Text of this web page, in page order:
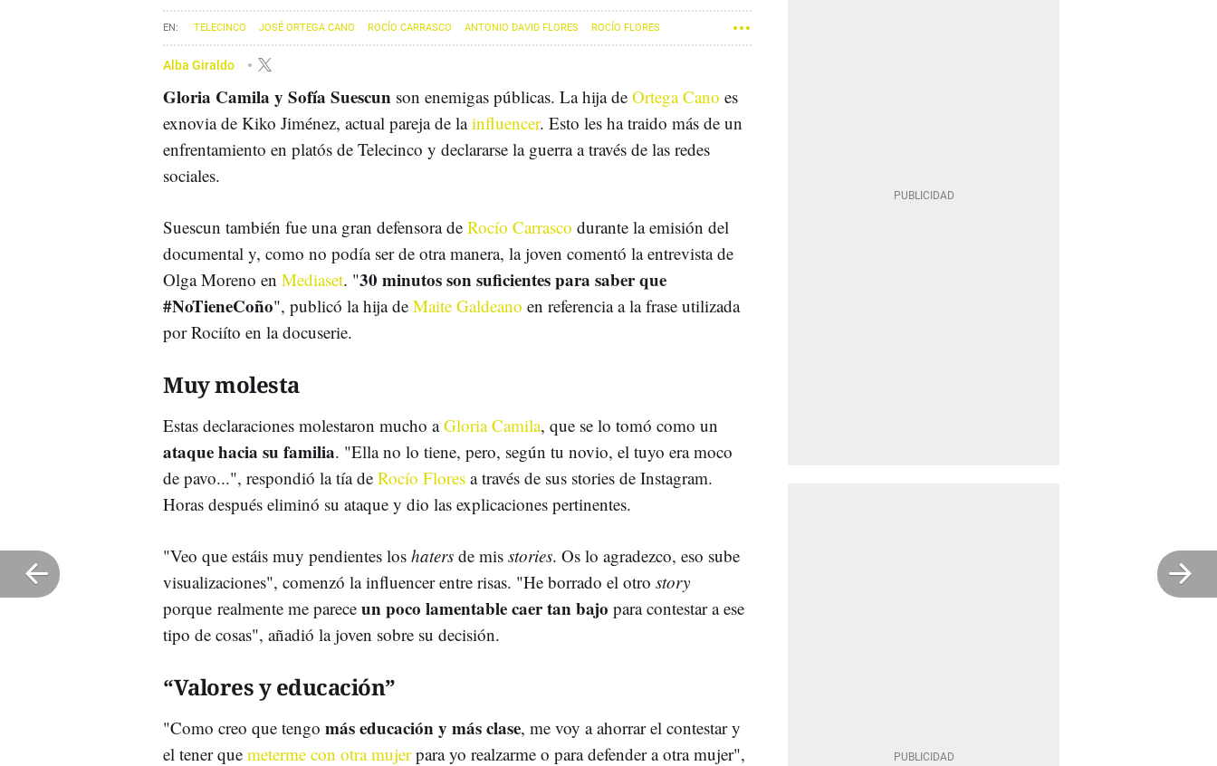
TELECINCO JOSÉ ORTEGA CANO ROCÍO CARRASCO ANTONIO DAVID FLORES ROCÍO FLORES
Alba Giraldo
Gloria Camila y Sofía Suescun son enemigas públicas. La hija de Ortega Cano es
exnovia de Kiko Jiménez, actual pareja de lainfluencer. Esto les ha traido más de un
enfrentamiento en platós de Telecinco y declararse la guerra a través de las redes
sociales.
Suescun también fue una gran defensora de Rocío Carrasco durante la emisión del
documental y, como no podía ser de otra manera, la joven comentó la entrevista de
Olga Moreno en Mediaset. "30 minutos son suficientes para saber que
#NoTieneCoño", publicó la hija de Maite Galdeano en referencia a la frase utilizada
por Rociíto en la docuserie.
Muy molesta
Estas declaraciones molestaron mucho aGloria Camila, que se lo tomó como un
ataque hacia su familia. "Ella no lo tiene, pero, según tu novio, el tuyo era moco
de pavo...", respondió la tía de Rocío Flores a través de sus stories de Instagram.
Horas después eliminó su ataque y dio las explicaciones pertinentes.
"Veo que estáis muy pendientes los haters de mis stories. Os lo agradezco, eso sube
visualizaciones", comenzó la influencer entre risas. "He borrado el otro story
porque realmente me parece un poco lamentable caer tan bajo para contestar a ese
tipo de cosas", añadió la joven sobre su decisión.
“Valores y educación”
"Como creo que tengo más educación y más clase, me voy a ahorrar el contestar y
el tener que meterme con otra mujerpara yo realzarme o para defender a otra mujer",